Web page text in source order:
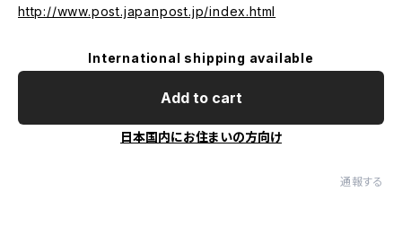
http://www.post.japanpost.jp/index.html
International shipping available
Add to cart
日本国内にお住まいの方向け
通報する